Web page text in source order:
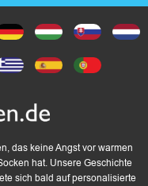
das keine Angst vor warmen
hat. Unsere Geschichte
sich bald auf personalisierte